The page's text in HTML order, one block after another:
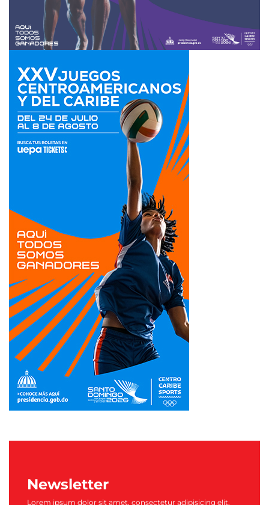
Newsletter
Lorem ipsum dolor sit amet, consectetur adipisicing elit.